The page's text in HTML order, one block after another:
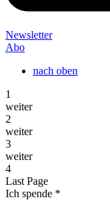
Newsletter
Abo
nach oben
1
weiter
2
weiter
3
weiter
4
Last Page
Ich spende *